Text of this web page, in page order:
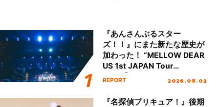
『あんさんぶるスター
ズ！！』にまた新たな歴史が
加わった！ “MELLOW DEAR
US 1st JAPAN Tour
Final「NICE to meet YOU
ート!!
REPORT 2026.08.03
『名探偵プリキュア！』後期